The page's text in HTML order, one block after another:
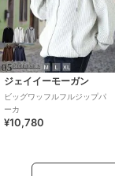
ジェイイーモーガン
ビッグワッフルフルジップパ
ーカ
¥10,780